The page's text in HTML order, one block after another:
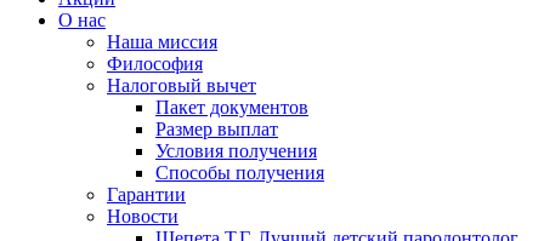
О нас
Наша миссия
Философия
Налоговый вычет
Пакет документов
Размер выплат
Условия получения
Способы получения
Гарантии
Новости